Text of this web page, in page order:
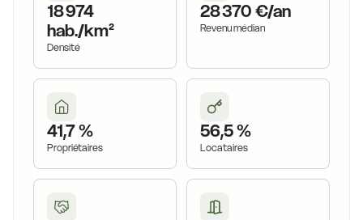
18 974
hab./km²
Densité
28 370 €/an
Revenu médian
41,7 %
Propriétaires
56,5 %
Locataires